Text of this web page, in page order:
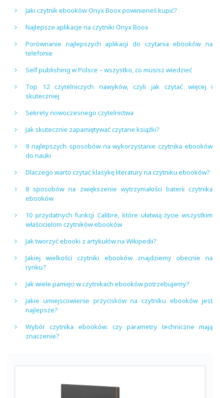
Jaki czytnik ebooków Onyx Boox powinieneś kupić?
Najlepsze aplikacje na czytniki Onyx Boox
Porównanie najlepszych aplikacji do czytania ebooków na
telefonie
Self publishing w Polsce – wszystko, co musisz wiedzieć
Top 12 czytelniczych nawyków, czyli jak czytać więcej i
skuteczniej
Sekrety nowoczesnego czytelnictwa
Jak skutecznie zapamiętywać czytane książki?
9 najlepszych sposobów na wykorzystanie czytnika ebooków
do nauki
Dlaczego warto czytać klasykę literatury na czytniku ebooków?
8 sposobów na zwiększenie wytrzymałości baterii czytnika
ebooków
10 przydatnych funkcji Calibre, które ułatwią życie wszystkim
właścicielom czytników ebooków
Jak tworzyć ebooki z artykułów na Wikipedii?
Jakiej wielkości czytniki ebooków znajdziemy obecnie na
rynku?
Jak wiele pamięci w czytnikach ebooków potrzebujemy?
Jakie umiejscowienie przycisków na czytniku ebooków jest
najlepsze?
Wybór czytnika ebooków: czy parametry techniczne mają
znaczenie?